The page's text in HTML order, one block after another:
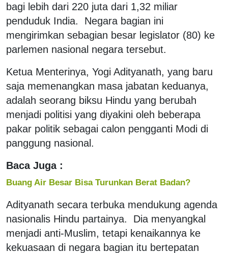
bagi lebih dari 220 juta dari 1,32 miliar
penduduk India. Negara bagian ini
mengirimkan sebagian besar legislator (80) ke
parlemen nasional negara tersebut.
Ketua Menterinya, Yogi Adityanath, yang baru
saja memenangkan masa jabatan keduanya,
adalah seorang biksu Hindu yang berubah
menjadi politisi yang diyakini oleh beberapa
pakar politik sebagai calon pengganti Modi di
panggung nasional.
Baca Juga :
Buang Air Besar Bisa Turunkan Berat Badan?
Adityanath secara terbuka mendukung agenda
nasionalis Hindu partainya. Dia menyangkal
menjadi anti-Muslim, tetapi kenaikannya ke
kekuasaan di negara bagian itu bertepatan